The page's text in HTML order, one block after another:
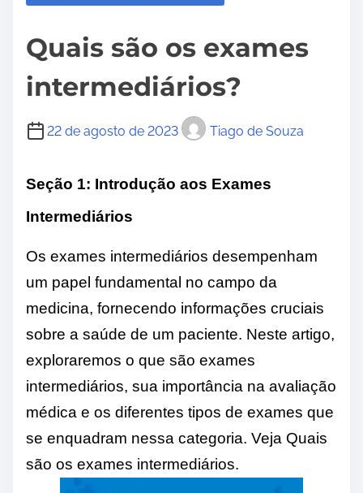
Quais são os exames
intermediários?
22 de agosto de 2023 Tiago de Souza
Seção 1: Introdução aos Exames
Intermediários
Os exames intermediários desempenham
um papel fundamental no campo da
medicina, fornecendo informações cruciais
sobre a saúde de um paciente. Neste artigo,
exploraremos o que são exames
intermediários, sua importância na avaliação
médica e os diferentes tipos de exames que
se enquadram nessa categoria. Veja Quais
são os exames intermediários.